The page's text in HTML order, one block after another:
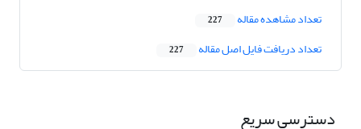
تعداد مشاهده مقاله 227
تعداد دریافت فایل اصل مقاله 227
دسترسی سریع